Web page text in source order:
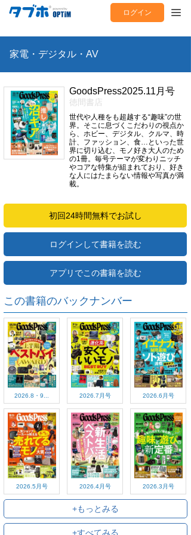
ログイン
家電・デジタル・AV
GoodsPress2025.11月号
徳間書店
世代や人種をも超越する“趣味”の世
界。そこに息づくこだわりの視点か
ら、ホビー、デジタル、クルマ、時
計、ファッション、食…といった世
界に切り込む、モノ好き大人のため
の1冊。毎号テーマが変わりニッチ
やコアな特集が組まれており、好き
な人にはたまらない情報や写真が満
載。
初回24時間無料でお試し
ログインして書籍を読む
アプリでこの書籍を読む
この書籍のバックナンバー
2026.8・9... 2026.7月号 2026.6月号
2026.5月号 2026.4月号 2026.3月号
+もっとみる
+すべてみる